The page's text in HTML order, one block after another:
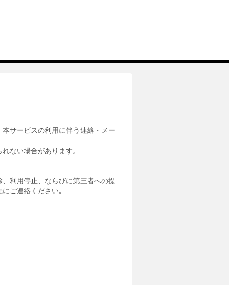
サービスの利用に伴う連絡・メー
ない場合があります。
利用停止、ならびに第三者への提
ご連絡ください｡